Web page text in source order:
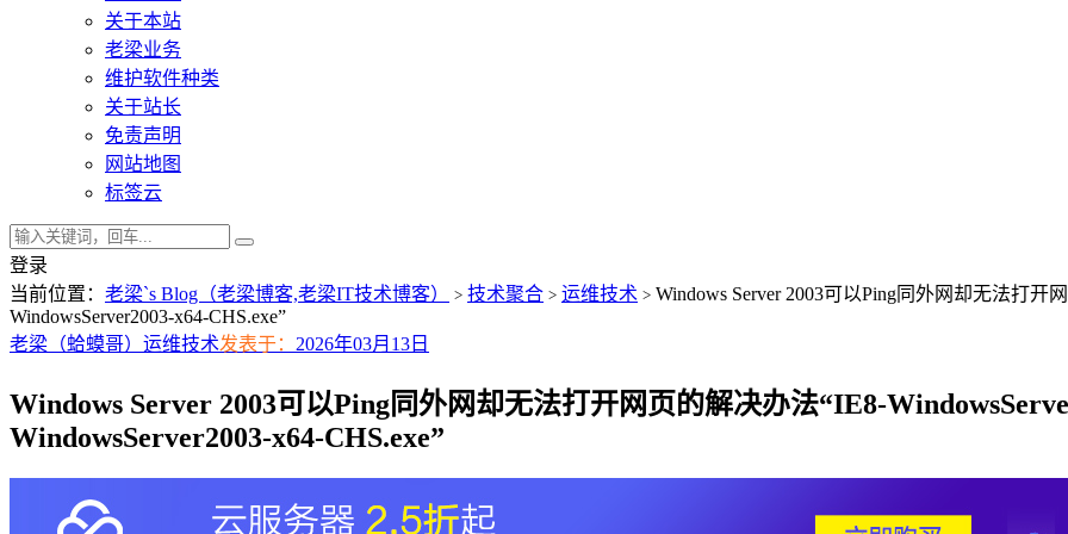
关于本站
老梁业务
维护软件种类
关于站长
免责声明
网站地图
标签云
登录
当前位置： 老梁`s Blog（老梁博客,老梁IT技术博客） > 技术聚合 > 运维技术 > Windows Server 2003可以Ping同外网却无法打开
WindowsServer2003-x64-CHS.exe”
老梁（蛤蟆哥） 运维技术发表于： 2026年03月13日
Windows Server 2003可以Ping同外网却无法打开网页的解决办法“IE8-
WindowsServer2003-x64-CHS.exe”